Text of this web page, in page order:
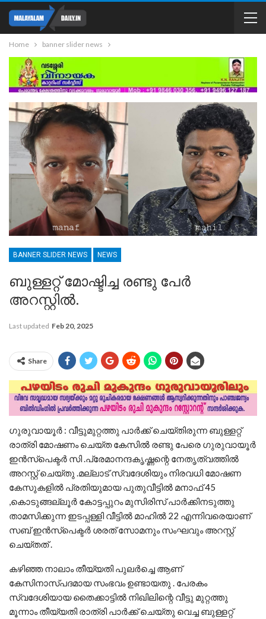
Home banner slider news
BANNER SLIDER NEWS NEWS
ബുള്ളറ്റ് മോഷ്ടിച്ച രണ്ടു പേർ
അറസ്റ്റിൽ.
Last updated Feb 20, 2025
Share
ഗുരുവായൂർ : വീട്ടുമുറ്റത്തു പാർക്ക് ചെയ്തിരുന്ന ബുള്ളറ്റ്
രാത്രി മോഷണം ചെയ്ത കേസിൽ രണ്ടു പേരെ ഗുരുവായൂർ
ഇൻസ്‌പെക്ടർ സി .പ്രേമാനന്ദകൃഷ്ണന്റെ നേതൃത്വത്തിൽ
അറസ്റ്റ് ചെയ്തു .മല്ലാട് സ്വദേശിയും നിരവധി മോഷണ
കേസുകളിൽ പ്രതിയുമായ പുതുവീട്ടിൽ മനാഫ് 45
,കൊടുങ്ങല്ലൂർ കോട്ടപ്പുറം മുസിരിസ് പാർക്കിനടുത്തു
താമസിക്കുന്ന ഇടപ്പള്ളി വീട്ടിൽ മാഹിൽ 22 എന്നിവരെയാണ്
സബ് ഇൻസ്‌പെക്ടർ ശരത് സോമനും സംഘവും അറസ്റ്റ്
ചെയ്തത്‌ .
കഴിഞ്ഞ നാലാം തീയ്യതി പുലർച്ചെ ആണ്
കേസിനാസ്പദമായ സംഭവം ഉണ്ടായതു . പേരകം
സ്വദേശിയായ തൈക്കാട്ടിൽ നിഖിലിന്റെ വീട്ടു മുറ്റത്തു
മൂന്നാം തീയ്യതി രാത്രി പാർക്ക് ചെയ്തു വെച്ച ബുള്ളറ്റ്